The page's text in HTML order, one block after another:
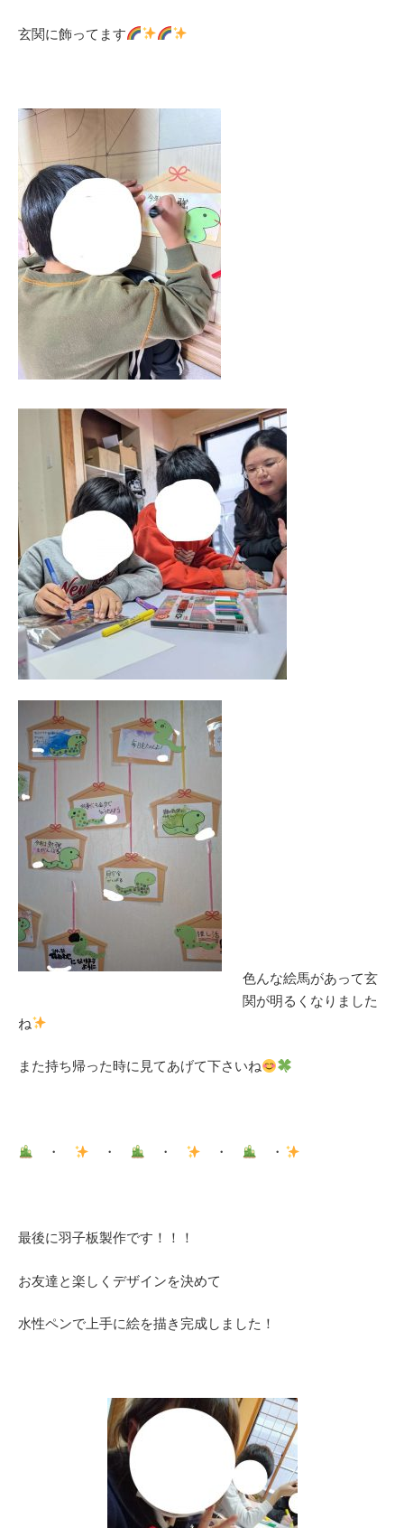
玄関に飾ってます
色んな絵馬があって玄
関が明るくなりました
ね
また持ち帰った時に見てあげて下さいね
・ ・ ・ ・ ・
最後に羽子板製作です！！！
お友達と楽しくデザインを決めて
水性ペンで上手に絵を描き完成しました！